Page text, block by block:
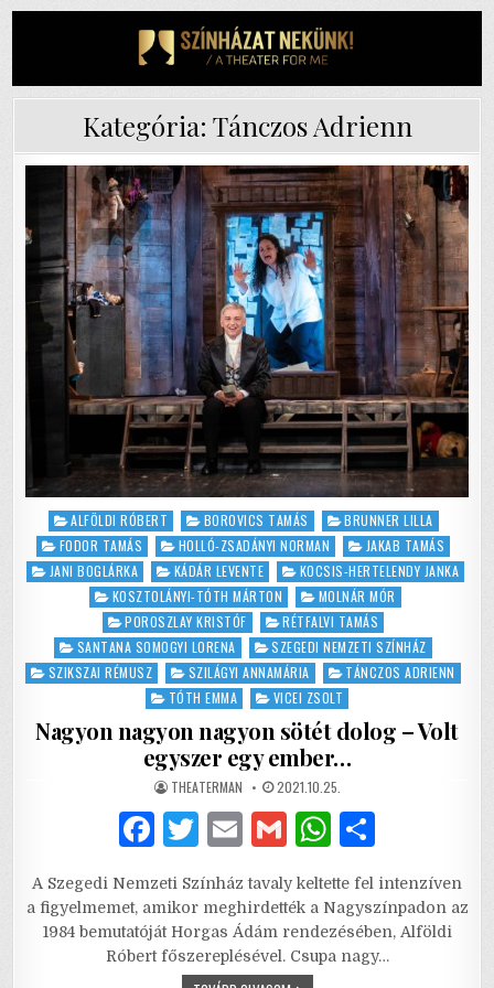
Kategória: Tánczos Adrienn
Posted
in
ALFÖLDI RÓBERT BOROVICS TAMÁS
BRUNNER LILLA
FODOR TAMÁS
HOLLÓ-ZSADÁNYI NORMAN
JAKAB TAMÁS
JANI BOGLÁRKA
KÁDÁR LEVENTE
KOCSIS-HERTELENDY JANKA
KOSZTOLÁNYI-TÓTH MÁRTON
MOLNÁR MÓR
POROSZLAY KRISTÓF
RÉTFALVI TAMÁS
SANTANA SOMOGYI LORENA
SZEGEDI NEMZETI SZÍNHÁZ
SZIKSZAI RÉMUSZ
SZILÁGYI ANNAMÁRIA
TÁNCZOS ADRIENN
TÓTH EMMA
VICEI ZSOLT
Nagyon nagyon nagyon sötét dolog – Volt
egyszer egy ember…
AUTHOR:
THEATERMAN PUBLISHED
DATE:
2021.10.25.
F
c
e
b
T
it
te
r
E
ai
l
G
ai
l
W
at
s
A
ar
e
A Szegedi Nemzeti Színház tavaly keltette fel intenzíven
a figyelmemet, amikor meghirdették a Nagyszínpadon az
1984 bemutatóját Horgas Ádám rendezésében, Alföldi
Róbert főszereplésével. Csupa nagy…